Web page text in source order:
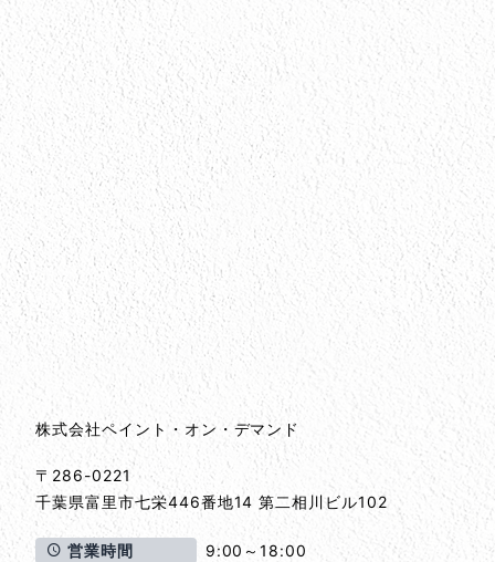
会社情報とサイトマップ
会社情報
株式会社ペイント・オン・デマンド
〒286-0221
千葉県富里市七栄446番地14 第二相川ビル102
営業時間 9:00～18:00